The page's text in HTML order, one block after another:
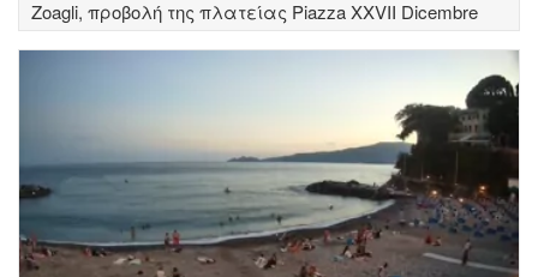
Zoagli, προβολή της πλατείας Piazza XXVII Dicembre